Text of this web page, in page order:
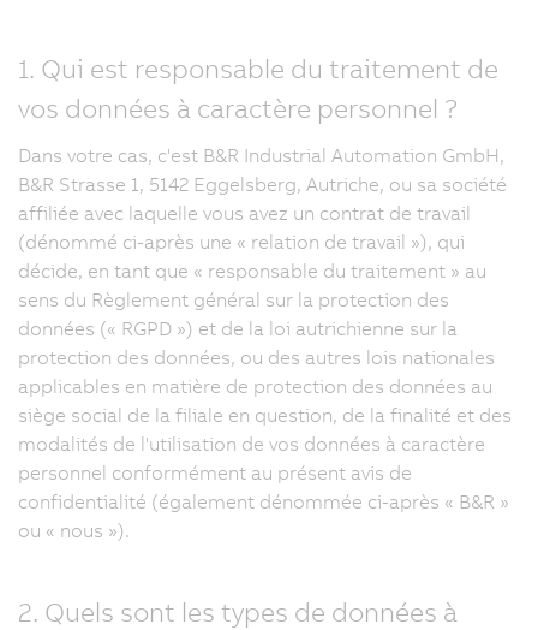
1. Qui est responsable du traitement de
vos données à caractère personnel ?
Dans votre cas, c'est B&R Industrial Automation GmbH,
B&R Strasse 1, 5142 Eggelsberg, Autriche, ou sa société
affiliée avec laquelle vous avez un contrat de travail
(dénommé ci-après une « relation de travail »), qui
décide, en tant que « responsable du traitement » au
sens du Règlement général sur la protection des
données (« RGPD ») et de la loi autrichienne sur la
protection des données, ou des autres lois nationales
applicables en matière de protection des données au
siège social de la filiale en question, de la finalité et des
modalités de l'utilisation de vos données à caractère
personnel conformément au présent avis de
confidentialité (également dénommée ci-après « B&R »
ou « nous »).
2. Quels sont les types de données à